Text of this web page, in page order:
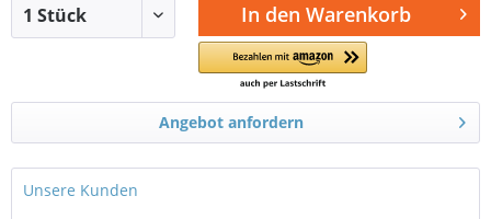
In den Warenkorb
Angebot anfordern
Unsere Kunden